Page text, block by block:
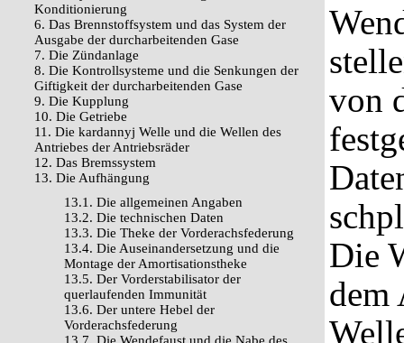
Konditionierung
6. Das Brennstoffsystem und das System der
Ausgabe der durcharbeitenden Gase
7. Die Zündanlage
8. Die Kontrollsysteme und die Senkungen der
Giftigkeit der durcharbeitenden Gase
9. Die Kupplung
10. Die Getriebe
11. Die kardannyj Welle und die Wellen des
Antriebes der Antriebsräder
12. Das Bremssystem
13. Die Aufhängung
13.1. Die allgemeinen Angaben
13.2. Die technischen Daten
13.3. Die Theke der Vorderachsfederung
13.4. Die Auseinandersetzung und die
Montage der Amortisationstheke
13.5. Der Vorderstabilisator der
querlaufenden Immunität
13.6. Der untere Hebel der
Vorderachsfederung
von
Die
dem